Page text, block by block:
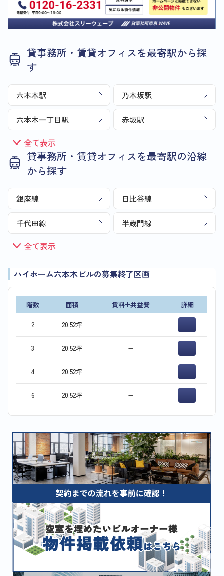
貸事務所・賃貸オフィスを最寄駅から探
す
六本木駅 乃木坂駅
六本木一丁目駅 赤坂駅
全て表示
貸事務所・賃貸オフィスを最寄駅の沿線
から探す
銀座線 日比谷線
千代田線 半蔵門線
全て表示
ハイホーム六本木ビルの募集終了区画
階数 面積 賃料+共益費 詳細
2 20.52坪 −
3 20.52坪 −
4 20.52坪 −
6 20.52坪 −